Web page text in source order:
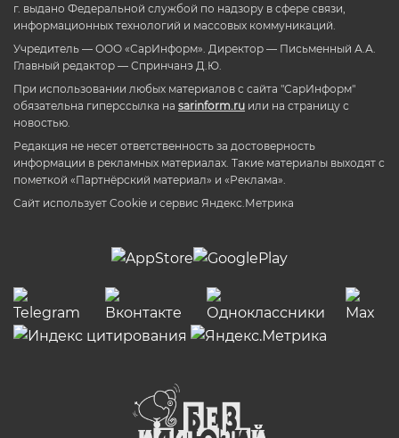
г. выдано Федеральной службой по надзору в сфере связи,
информационных технологий и массовых коммуникаций.
Учредитель — ООО «СарИнформ». Директор — Письменный А.А.
Главный редактор — Спринчанэ Д.Ю.
При использовании любых материалов с сайта "СарИнформ"
обязательна гиперссылка на sarinform.ru или на страницу с
новостью.
Редакция не несет ответственность за достоверность
информации в рекламных материалах. Такие материалы выходят с
пометкой «Партнёрский материал» и «Реклама».
Сайт использует Cookie и сервиc Яндекс.Метрика